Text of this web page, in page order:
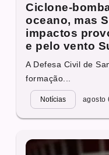
Ciclone-
oceano, mas
impactos
e pelo vento
A Defesa Civil de
formação...
Notícias agosto